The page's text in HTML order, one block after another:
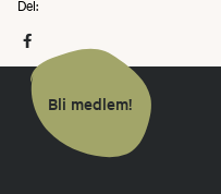
Del:
Bli medlem!